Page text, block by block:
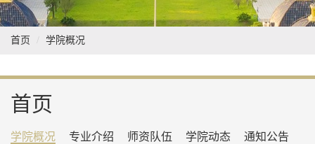
首页 学院概况
首页
学院概况 专业介绍 师资队伍 学院动态 通知公告